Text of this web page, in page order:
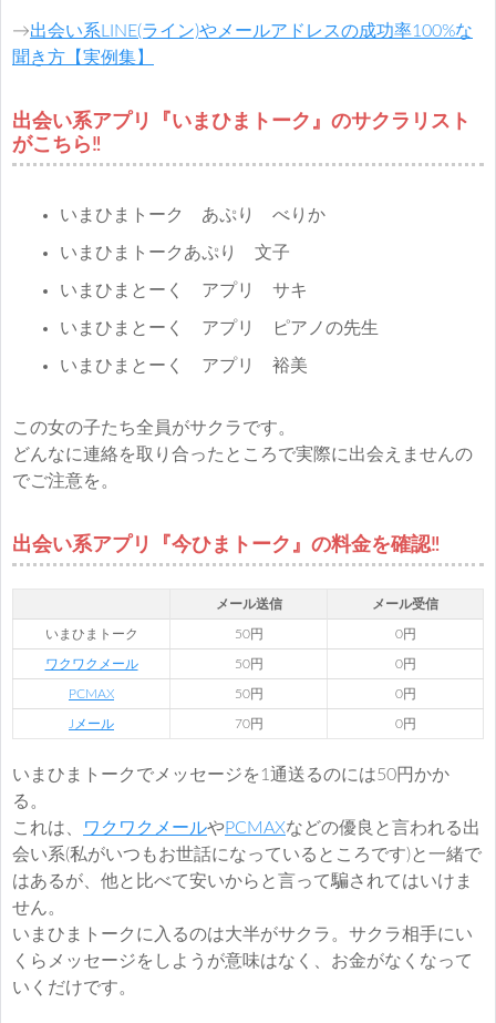
→出会い系LINE(ライン)やメールアドレスの成功率100%な
聞き方【実例集】
出会い系アプリ『いまひまトーク』のサクラリスト
がこちら‼︎
いまひまトーク あぷり べりか
いまひまトークあぷり 文子
いまひまとーく アプリ サキ
いまひまとーく アプリ ピアノの先生
いまひまとーく アプリ 裕美
この女の子たち全員がサクラです。
どんなに連絡を取り合ったところで実際に出会えませんの
でご注意を。
出会い系アプリ『今ひまトーク』の料金を確認‼︎
メール送信 メール受信
いまひまトーク 50円 0円
ワクワクメール 50円 0円
PCMAX 50円 0円
Jメール 70円 0円
いまひまトークでメッセージを1通送るのには50円かか
る。
これは、
ワクワクメールやPCMAXなどの優良と言われる出
会い系(私がいつもお世話になっているところです)と一緒で
はあるが、他と比べて安いからと言って騙されてはいけま
せん。
いまひまトークに入るのは大半がサクラ。サクラ相手にい
くらメッセージをしようが意味はなく、お金がなくなって
いくだけです。